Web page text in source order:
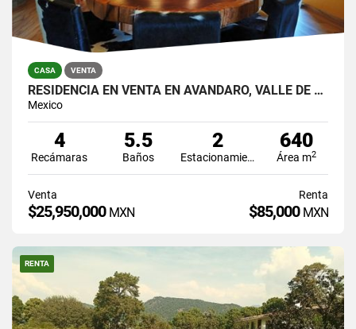
CASA VENTA
RESIDENCIA EN VENTA EN AVÁNDARO, VALLE DE BRAVO
Mexico
4
Recámaras
5.5
Baños
2
Estacionamiento
640
Área m2
Venta
$25,950,000 MXN
Renta
$85,000 MXN
RENTA